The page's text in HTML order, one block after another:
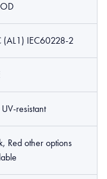
(AL1) IEC60228-2
UV-resistant
Red other options